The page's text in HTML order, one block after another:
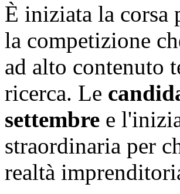
È iniziata la corsa
la competizione
ad alto contenuto
ricerca. Le
settembre e
straordinaria per
realtà